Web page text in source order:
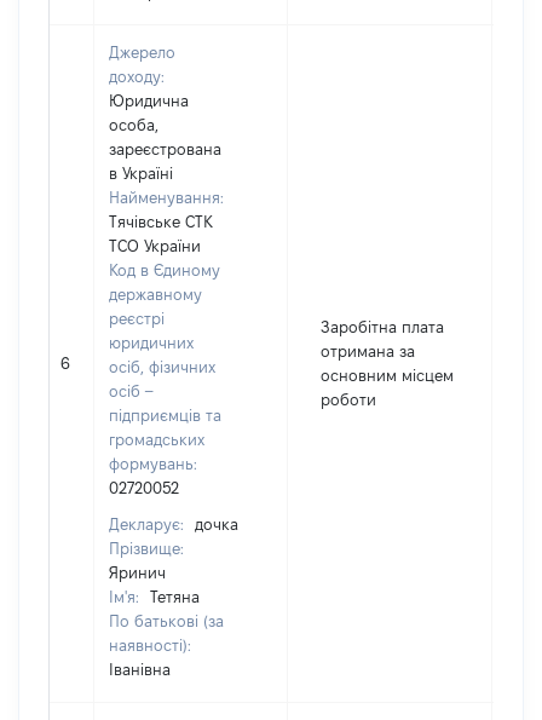
6
Джерело
доходу:
Юридична
особа,
зареєстрована
в Україні
Найменування:
Тячівське СТК
ТСО України
Код в Єдиному
державному
реєстрі
юридичних
осіб, фізичних
осіб –
підприємців та
громадських
формувань:
02720052
Декларує:
дочка
Прізвище:
Яринич
Ім'я:
Тетяна
По батькові (за
наявності):
Іванівна
Заробітна плата
отримана за
основним місцем
роботи